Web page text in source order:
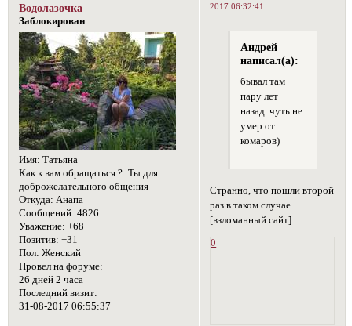
2017 06:32:41
Водолазочка
Заблокирован
Имя: Татьяна
Как к вам обращаться ?: Ты для
доброжелательного общения
Откуда: Анапа
Сообщений: 4826
Уважение: +68
Позитив: +31
Пол: Женский
Провел на форуме:
26 дней 2 часа
Последний визит:
31-08-2017 06:55:37
Андрей
написал(а):
бывал там
пару лет
назад. чуть не
умер от
комаров)
Странно, что пошли второй
раз в таком случае.
[взломанный сайт]
0